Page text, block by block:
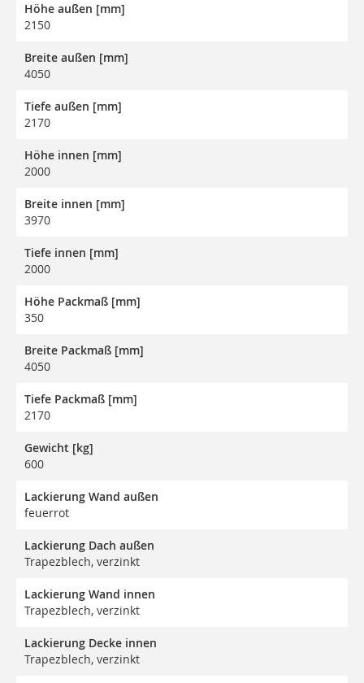
Höhe außen [mm]
2150
Breite außen [mm]
4050
Tiefe außen [mm]
2170
Höhe innen [mm]
2000
Breite innen [mm]
3970
Tiefe innen [mm]
2000
Höhe Packmaß [mm]
350
Breite Packmaß [mm]
4050
Tiefe Packmaß [mm]
2170
Gewicht [kg]
600
Lackierung Wand außen
feuerrot
Lackierung Dach außen
Trapezblech, verzinkt
Lackierung Wand innen
Trapezblech, verzinkt
Lackierung Decke innen
Trapezblech, verzinkt